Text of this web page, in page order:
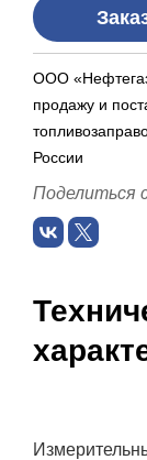
ООО
продажу и
России
Поделиться